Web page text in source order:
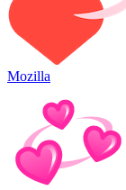
Mozilla